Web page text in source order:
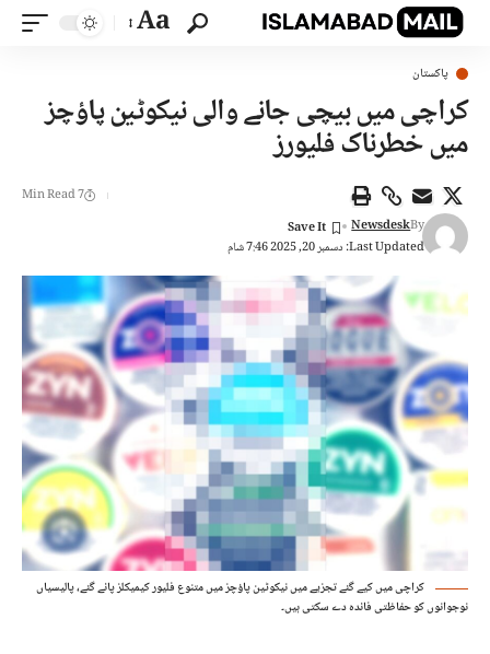
Aa
پاکستان
کراچی میں بیچی جانے والی نیکوٹین پاؤچز
میں خطرناک فلیورز
Last Updated: دسمبر 20, 2025 7:46 شام
By
Newsdesk
7 Min Read
کراچی میں کیے گئے تجزیے میں نیکوٹین پاؤچز میں متنوع فلیور کیمیکلز پائے گئے، پالیسیاں
نوجوانوں کو حفاظتی فائدہ دے سکتی ہیں۔